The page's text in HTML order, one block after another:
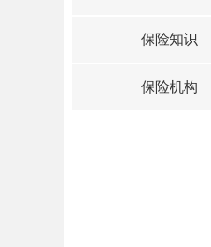
保险知识
保险机构